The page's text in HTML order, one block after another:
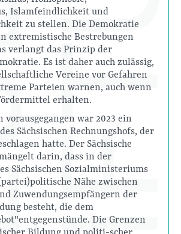
Islamfeindlichkeit und
zu stellen. Die Demokratie
extremistische Bestrebungen
verlangt das Prinzip der
Es ist daher auch zulässig,
Vereine vor Gefahren
Parteien warnen, auch wenn
erhalten.
vorausgegangen war 2023 ein
Sächsischen Rechnungshofs, der
hatte. Der Sächsische
darin, dass in der
Sächsischen Sozialministeriums
Nähe zwischen
Zuwendungsempfängern der
besteht, die dem
entgegenstünde. Die Grenzen